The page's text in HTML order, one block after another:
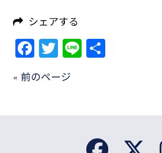
シェアする
Facebook
Twitter
Line
« 前のページ